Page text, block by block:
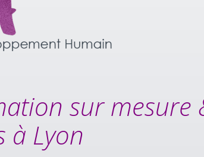
sur mesure
à Lyon